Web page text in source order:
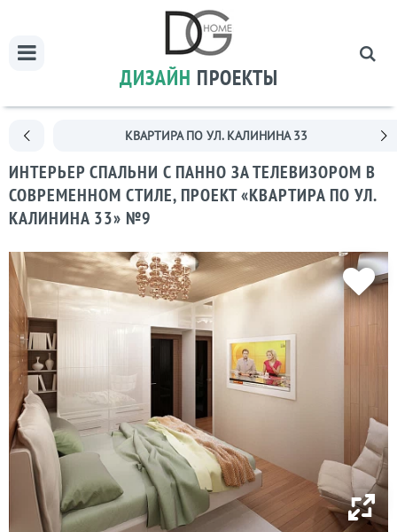
ДИЗАЙН ПРОЕКТЫ
КВАРТИРА ПО УЛ. КАЛИНИНА 33
ИНТЕРЬЕР СПАЛЬНИ С ПАННО ЗА ТЕЛЕВИЗОРОМ В
СОВРЕМЕННОМ СТИЛЕ, ПРОЕКТ «КВАРТИРА ПО УЛ.
КАЛИНИНА 33» №9